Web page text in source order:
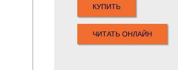
КУПИТЬ
ЧИТАТЬ ОНЛАЙН